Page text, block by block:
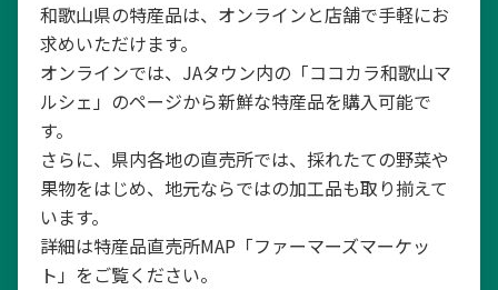
和歌山県の特産品は、オンラインと店舗で手軽にお
求めいただけます。
オンラインでは、JAタウン内の「ココカラ和歌山マ
ルシェ」のページから新鮮な特産品を購入可能で
す。
さらに、県内各地の直売所では、採れたての野菜や
果物をはじめ、地元ならではの加工品も取り揃えて
います。
詳細は特産品直売所MAP「ファーマーズマーケッ
ト」をご覧ください。